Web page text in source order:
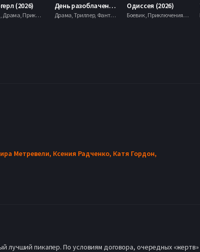
(2026)
Боевик , Драма, Приключения, Фантастика,
День разоблачения (2026)
Драма, Триллер, Фантастика,
Одиссея (2026)
Боевик , Приключения, Фэнтези,
Метревели, Ксения Радченко, Катя Гордон,
лучший пикапер. По условиям договора, очередных